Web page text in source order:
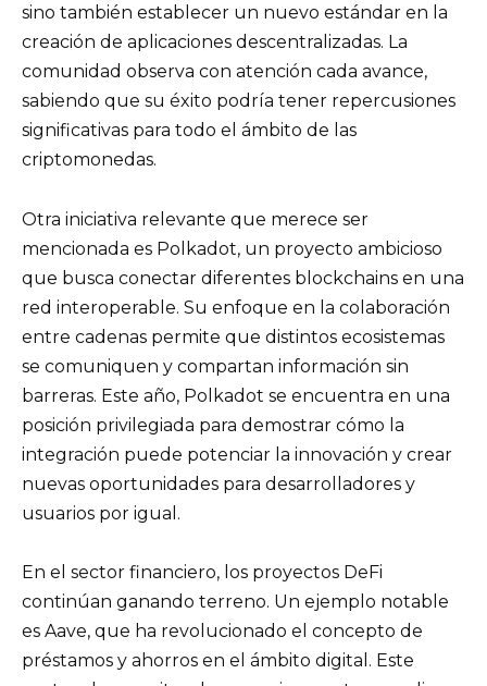
sino también establecer un nuevo estándar en la
creación de aplicaciones descentralizadas. La
comunidad observa con atención cada avance,
sabiendo que su éxito podría tener repercusiones
significativas para todo el ámbito de las
criptomonedas.
Otra iniciativa relevante que merece ser
mencionada es Polkadot, un proyecto ambicioso
que busca conectar diferentes blockchains en una
red interoperable. Su enfoque en la colaboración
entre cadenas permite que distintos ecosistemas
se comuniquen y compartan información sin
barreras. Este año, Polkadot se encuentra en una
posición privilegiada para demostrar cómo la
integración puede potenciar la innovación y crear
nuevas oportunidades para desarrolladores y
usuarios por igual.
En el sector financiero, los proyectos DeFi
continúan ganando terreno. Un ejemplo notable
es Aave, que ha revolucionado el concepto de
préstamos y ahorros en el ámbito digital. Este